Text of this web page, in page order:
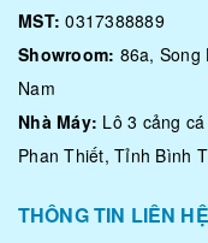
MST: 0317388889
Showroom: 86a, Song
Nam
Nhà Máy: Lô 3 cảng
Phan Thiết, Tỉnh Bình
THÔNG TIN LIÊN HỆ